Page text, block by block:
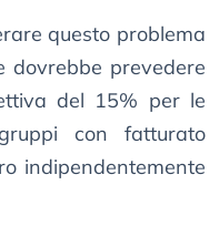
questo problema
dovrebbe prevedere
del 15% per le
con fatturato
indipendentemente